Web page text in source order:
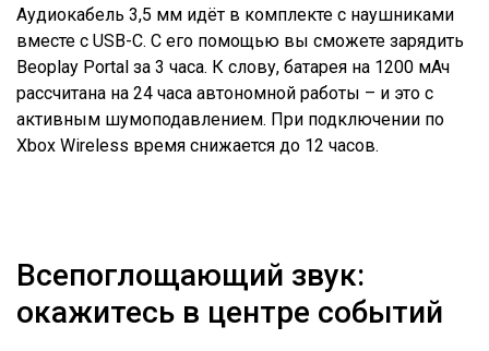
Аудиокабель 3,5 мм идёт в комплекте с наушниками
вместе с USB-C. С его помощью вы сможете зарядить
Beoplay Portal за 3 часа. К слову, батарея на 1200 мАч
рассчитана на 24 часа автономной работы – и это с
активным шумоподавлением. При подключении по
Xbox Wireless время снижается до 12 часов.
Всепоглощающий звук:
окажитесь в центре событий